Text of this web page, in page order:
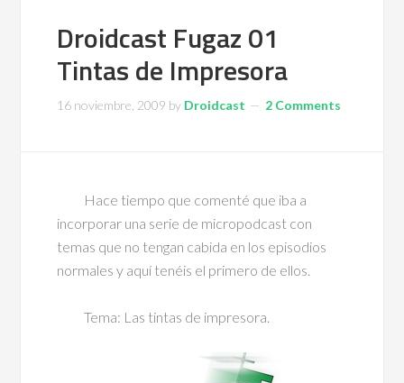
Droidcast Fugaz 01
Tintas de Impresora
16 noviembre, 2009 by Droidcast 2 Comments
Hace tiempo que comenté que iba a
incorporar una serie de micropodcast con
temas que no tengan cabida en los episodios
normales y aquí tenéis el primero de ellos.
Tema: Las tintas de impresora.